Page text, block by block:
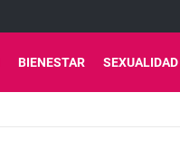
BIENESTAR SEXUALIDAD